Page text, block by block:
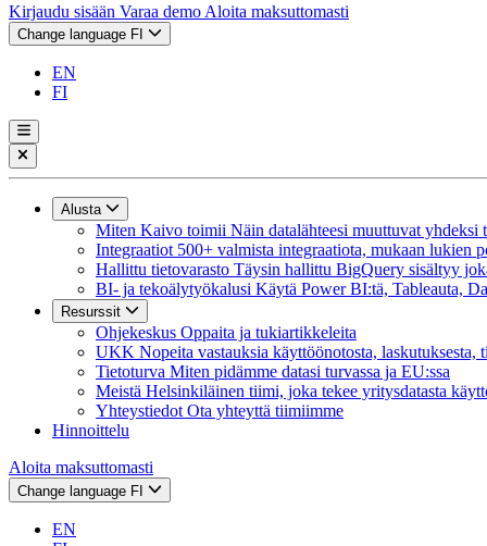
Kirjaudu sisään Varaa demo Aloita maksuttomasti
Change language FI
EN
FI
Alusta
Miten Kaivo toimii Näin datalähteesi muuttuvat yhdeksi
Integraatiot 500+ valmista integraatiota, mukaan lukien
Hallittu tietovarasto Täysin hallittu BigQuery sisältyy
BI- ja tekoälytyökalusi Käytä Power BI:tä, Tableauta,
Resurssit
Ohjekeskus Oppaita ja tukiartikkeleita
UKK Nopeita vastauksia käyttöönotosta, laskutuksesta,
Tietoturva Miten pidämme datasi turvassa ja EU:ssa
Meistä Helsinkiläinen tiimi, joka tekee yritysdatasta
Yhteystiedot Ota yhteyttä tiimiimme
Hinnoittelu
Aloita maksuttomasti
Change language FI
EN